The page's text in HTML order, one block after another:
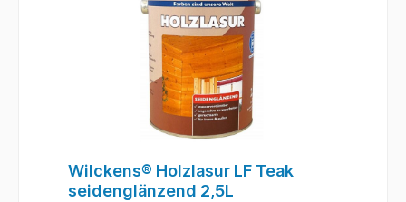
Wilckens® Holzlasur LF Teak
seidenglänzend 2,5L